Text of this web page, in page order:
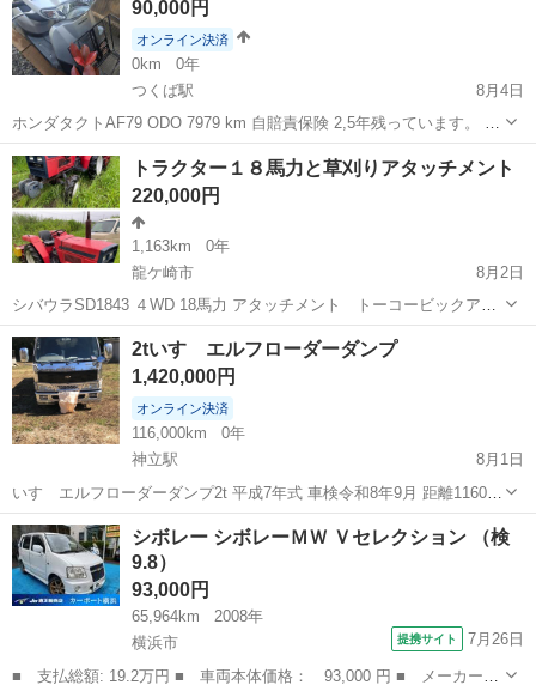
90,000円
オンライン決済
0km
0年
つくば駅
8月4日
ホンダタクトAF79 ODO 7979 km 自賠責保険 2,5年残っています。 現
車確認大歓迎つくば市茨城県
茨城 つくば市 つくば駅 その他
トラクター１８馬力と草刈りアタッチメント
220,000円
1,163km
0年
龍ケ崎市
8月2日
シバウラSD1843 ４WD 18馬力 アタッチメント トーコービックアタ
ッチメント トラクター車体 ウォーターポンプ新品交換 78000円で購
入 ラジエーター中古交換 クーラント交換 キーシリンダー新品交換
...
茨城 龍ケ崎市 その他
2tいすゞエルフローダーダンプ
1,420,000円
オンライン決済
116,000km
0年
神立駅
8月1日
いすゞエルフローダーダンプ2t 平成7年式 車検令和8年9月 距離116000
型式U-NKR66EPN改 ダンプ スライド 現在も使用しているので距離
伸びます 見落としあるかもしれませんが現車優先でお願いしま...
茨城 かすみがうら市 神立駅 いすゞ
シボレー シボレーＭＷ Ｖセレクション （検
9.8）
93,000円
65,964km
2008年
横浜市
提携サイト 7月26日
■ 支払総額: 19.2万円 ■ 車両本体価格： 93,000 円 ■ メーカー